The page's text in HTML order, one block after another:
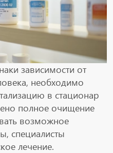
зависимости от
необходимо
в стационар
полное очищение
возможное
специалисты
лечение.